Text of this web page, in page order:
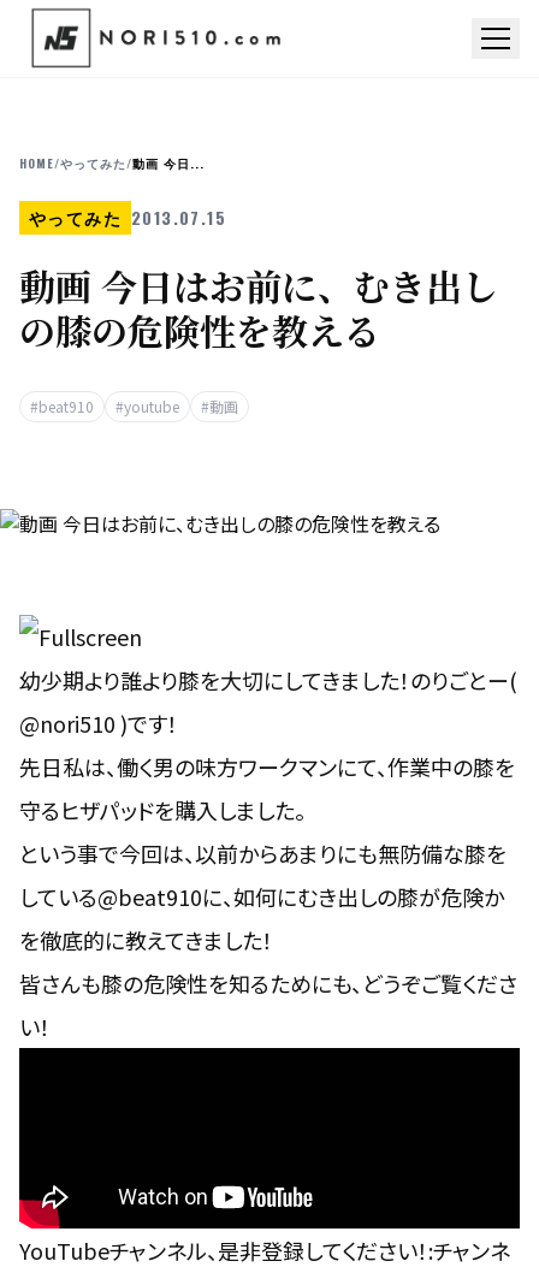
HOME/やってみた/動画 今日...
やってみた 2013.07.15
動画 今日はお前に、むき出し
の膝の危険性を教える
#beat910 #youtube #動画
幼少期より誰より膝を大切にしてきました！のりごとー(
@nori510 )です！
先日私は、働く男の味方ワークマンにて、作業中の膝を
守るヒザパッドを購入しました。
という事で今回は、以前からあまりにも無防備な膝を
している@beat910に、如何にむき出しの膝が危険か
を徹底的に教えてきました！
皆さんも膝の危険性を知るためにも、どうぞご覧くださ
い！
YouTubeチャンネル、是非登録してください！:チャンネ